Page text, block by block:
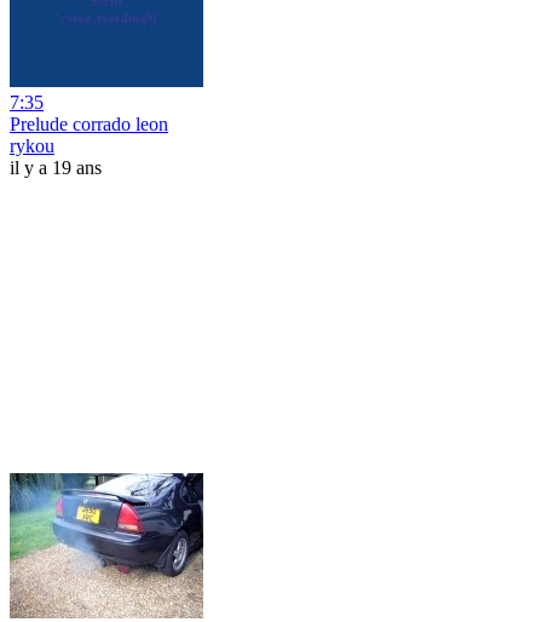
7:35
Prelude corrado leon
rykou
il y a 19 ans